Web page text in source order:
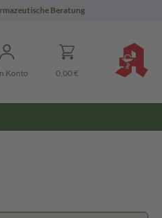
Beratung
Konto 0,00 €